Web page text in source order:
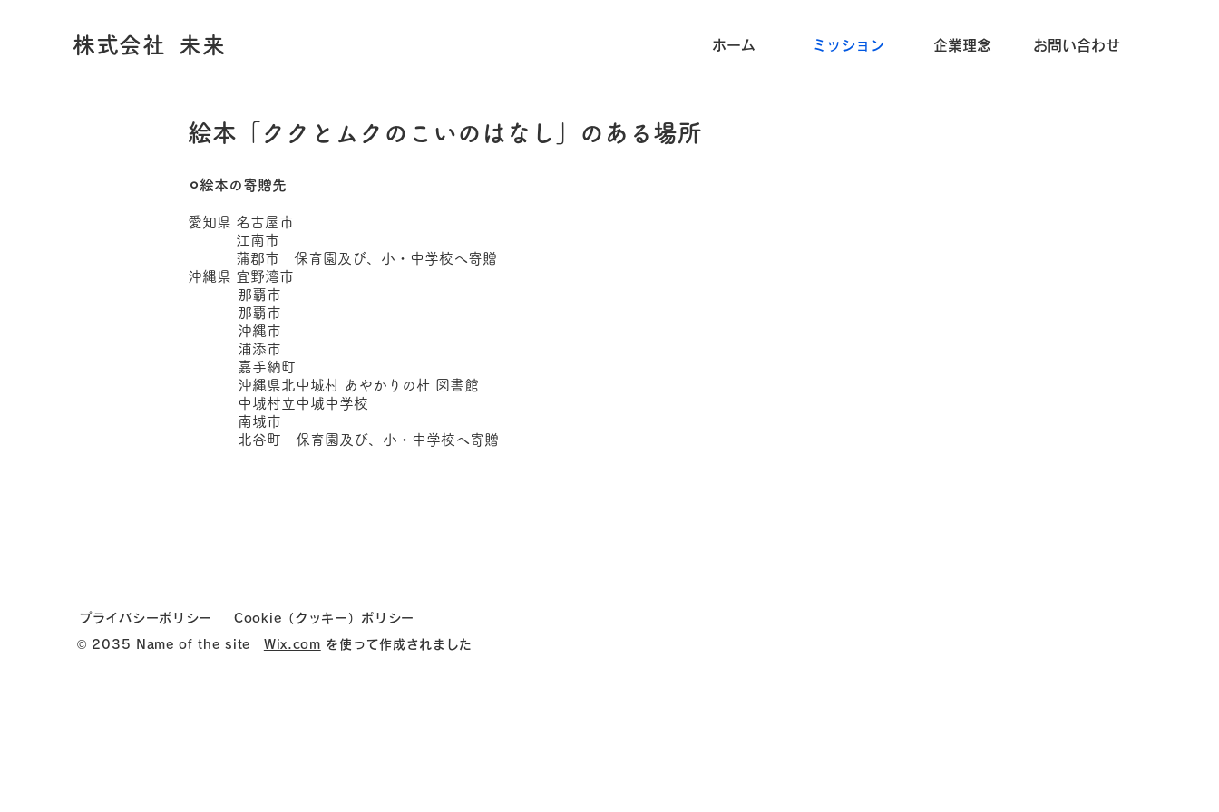
株式会社 未来 ホーム ミッション 企業理念 お問い合わせ
絵本「ククとムクのこいのはなし」のある場所
⚪︎絵本の寄贈先
愛知県 名古屋市
江南市
蒲郡市 保育園及び、小・中学校へ寄贈
沖縄県 宜野湾市
那覇市
那覇市
沖縄市
浦添市
嘉手納町
沖縄県北中城村 あやかりの杜 図書館
中城村立中城中学校
南城市
北谷町 保育園及び、小・中学校へ寄贈
プライバシーポリシー Cookie（クッキー）ポリシー
© 2035 Name of the site Wix.com を使って作成されました